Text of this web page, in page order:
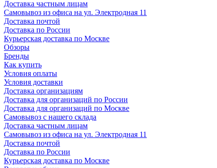
Доставка частным лицам
Самовывоз из офиса на ул. Электродная 11
Доставка почтой
Доставка по России
Курьерская доставка по Москве
Обзоры
Бренды
Как купить
Условия оплаты
Условия доставки
Доставка организациям
Доставка для организаций по России
Доставка для организаций по Москве
Самовывоз с нашего склада
Доставка частным лицам
Самовывоз из офиса на ул. Электродная 11
Доставка почтой
Доставка по России
Курьерская доставка по Москве